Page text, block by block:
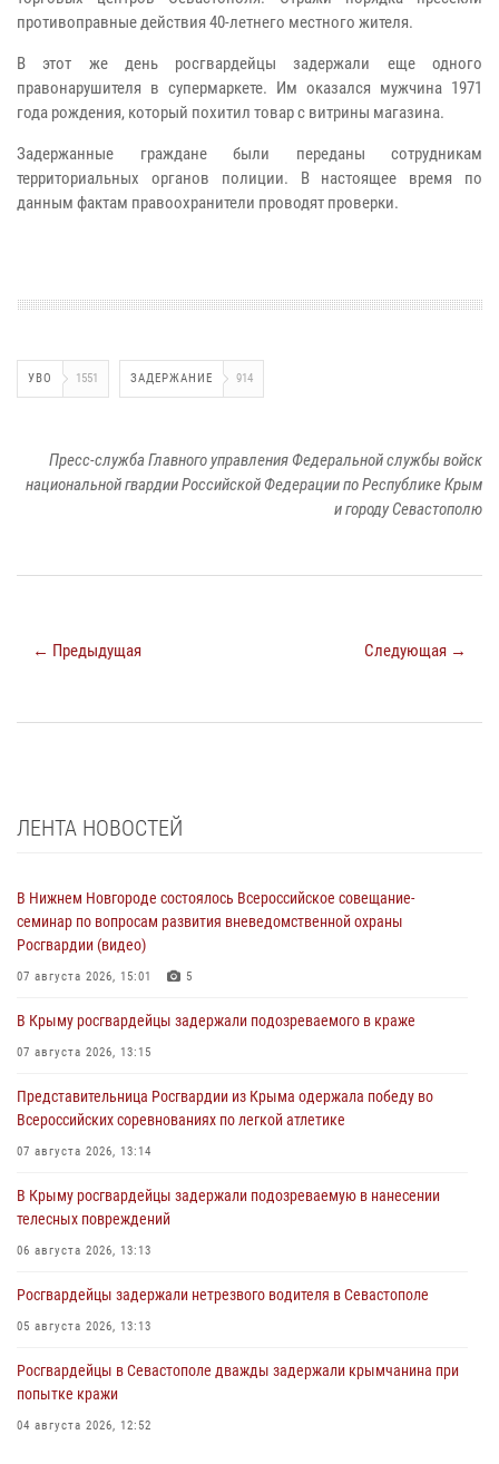
противоправные действия 40-летнего местного жителя.
В этот же день росгвардейцы задержали еще одного
правонарушителя в супермаркете. Им оказался мужчина 1971
года рождения, который похитил товар с витрины магазина.
Задержанные граждане были переданы сотрудникам
территориальных органов полиции. В настоящее время по
данным фактам правоохранители проводят проверки.
УВО 1551 ЗАДЕРЖАНИЕ 914
Пресс-служба Главного управления Федеральной службы войск
национальной гвардии Российской Федерации по Республике Крым
и городу Севастополю
← Предыдущая Следующая →
ЛЕНТА НОВОСТЕЙ
В Нижнем Новгороде состоялось Всероссийское совещание-
семинар по вопросам развития вневедомственной охраны
Росгвардии (видео)
07 августа 2026, 15:01 5
В Крыму росгвардейцы задержали подозреваемого в краже
07 августа 2026, 13:15
Представительница Росгвардии из Крыма одержала победу во
Всероссийских соревнованиях по легкой атлетике
07 августа 2026, 13:14
В Крыму росгвардейцы задержали подозреваемую в нанесении
телесных повреждений
06 августа 2026, 13:13
Росгвардейцы задержали нетрезвого водителя в Севастополе
05 августа 2026, 13:13
Росгвардейцы в Севастополе дважды задержали крымчанина при
попытке кражи
04 августа 2026, 12:52